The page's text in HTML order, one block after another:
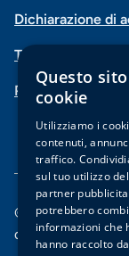
piè
di
pagina
Dichiarazione di
Trasparenza
PSD2-Open
© 2025 Banca di
diritti riservati.
Questo
cookie
Utilizziamo i
contenuti,
traffico.
sul tuo utilizzo
partner
potrebbero
informazioni che
hanno raccolto